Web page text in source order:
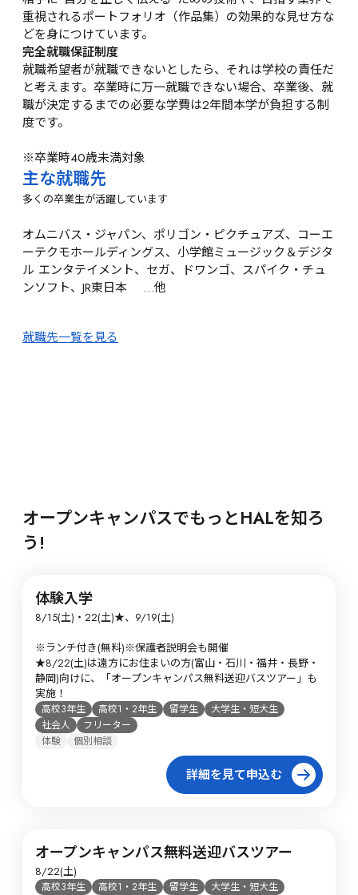
重視されるポートフォリオ（作品集）の効果的な見せ方な
どを身につけています。
完全就職保証制度
就職希望者が就職できないとしたら、それは学校の責任だ
と考えます。卒業時に万一就職できない場合、卒業後、就
職が決定するまでの必要な学費は2年間本学が負担する制
度です。
※卒業時40歳未満対象
主な就職先
多くの卒業生が活躍しています
オムニバス・ジャパン、ポリゴン・ピクチュアズ、コーエ
ーテクモホールディングス、小学館ミュージック＆デジタ
ル エンタテイメント、セガ、ドワンゴ、スパイク・チュ
ンソフト、JR東日本 　…他
就職先一覧を見る
オープンキャンパスでもっとHALを知ろ
う!
体験入学
8/15(土)・22(土)★、9/19(土)
※ランチ付き(無料)※保護者説明会も開催
★8/22(土)は遠方にお住まいの方(富山・石川・福井・長野・
静岡)向けに、「オープンキャンパス無料送迎バスツアー」も
実施！
高校3年生 高校1・2年生 留学生
大学生・短大生
社会人
フリーター
体験
個別相談
詳細を見て申込む
オープンキャンパス無料送迎バスツアー
8/22(土)
高校3年生 高校1・2年生 留学生
大学生・短大生